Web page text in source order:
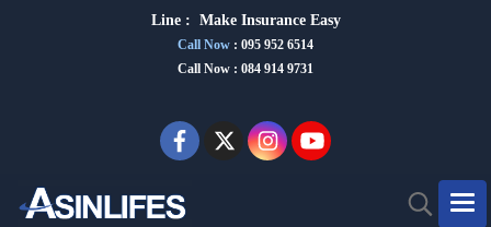
Line : Make Insurance Easy
Call Now : 095 952 6514
Call Now : 084 914 9731